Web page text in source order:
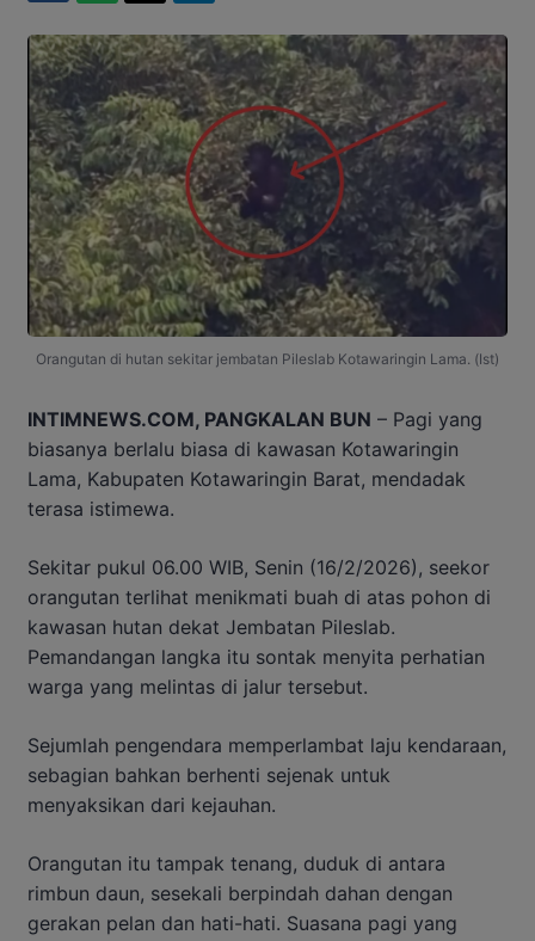
Orangutan di hutan sekitar jembatan Pileslab Kotawaringin Lama. (Ist)
INTIMNEWS.COM, PANGKALAN BUN – Pagi yang
biasanya berlalu biasa di kawasan Kotawaringin
Lama, Kabupaten Kotawaringin Barat, mendadak
terasa istimewa.
Sekitar pukul 06.00 WIB, Senin (16/2/2026), seekor
orangutan terlihat menikmati buah di atas pohon di
kawasan hutan dekat Jembatan Pileslab.
Pemandangan langka itu sontak menyita perhatian
warga yang melintas di jalur tersebut.
Sejumlah pengendara memperlambat laju kendaraan,
sebagian bahkan berhenti sejenak untuk
menyaksikan dari kejauhan.
Orangutan itu tampak tenang, duduk di antara
rimbun daun, sesekali berpindah dahan dengan
gerakan pelan dan hati-hati. Suasana pagi yang